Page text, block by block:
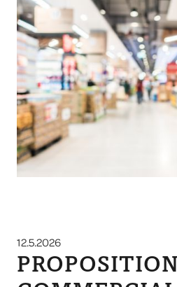
12.5.2026
PROPOSITION